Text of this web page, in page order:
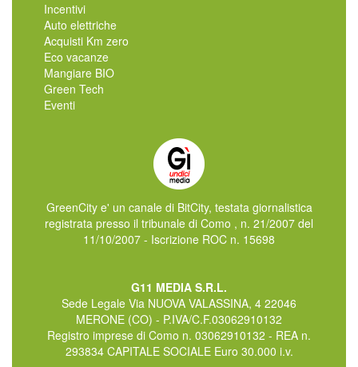
Incentivi
Auto elettriche
Acquisti Km zero
Eco vacanze
Mangiare BIO
Green Tech
Eventi
GreenCity e' un canale di BitCity, testata giornalistica
registrata presso il tribunale di Como , n. 21/2007 del
11/10/2007 - Iscrizione ROC n. 15698
G11 MEDIA S.R.L.
Sede Legale Via NUOVA VALASSINA, 4 22046
MERONE (CO) - P.IVA/C.F.03062910132
Registro imprese di Como n. 03062910132 - REA n.
293834 CAPITALE SOCIALE Euro 30.000 i.v.